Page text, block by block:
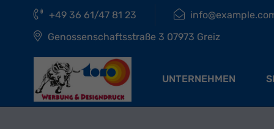
+49 36 61/47 81 23
Genossenschaftsstraße 3 07973 Greiz
UNTERNEHMEN